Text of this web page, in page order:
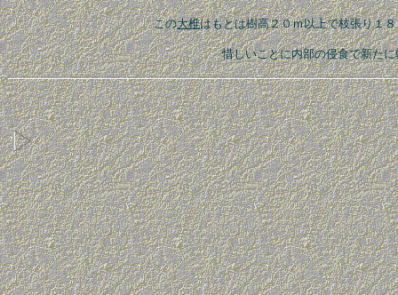
この大椎はもとは樹高２０ｍ以上で枝張り１
惜しいことに内部の侵食で新た